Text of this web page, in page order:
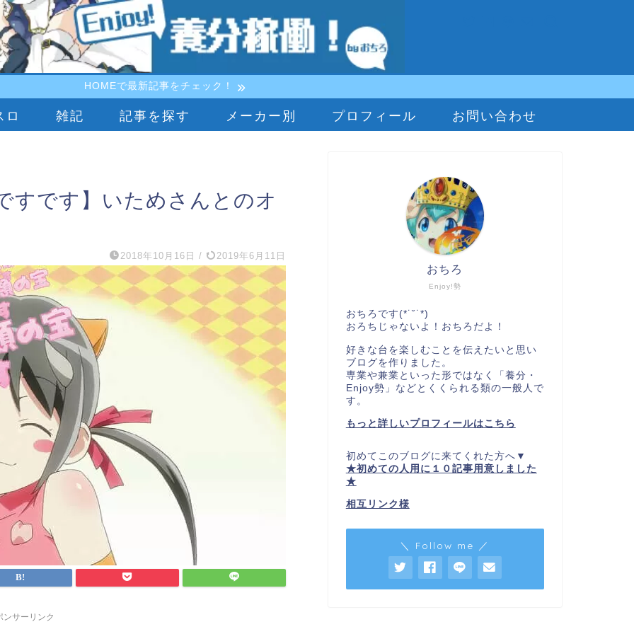
HOMEで最新記事をチェック！
ロ 雑記 記事を探す メーカー別 プロフィール お問い合わせ
すです】いためさんとのオ
2018年10月16日 / 2019年6月11日
ンサーリンク
Enjoy!勢
おちろ
おちろです(*˙˘˙*)
おろちじゃないよ！おちろだよ！
好きな台を楽しむことを伝えたいと思い
ブログを作りました。
専業や兼業といった形ではなく「養分・
Enjoy勢」などとくくられる類の一般人で
す。
もっと詳しいプロフィールはこちら
初めてこのブログに来てくれた方へ▼
★初めての人用に１０記事用意しました
★
相互リンク様
＼ Follow me ／